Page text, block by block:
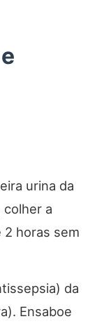
urina da
colher a
2 horas sem
da
Ensaboe